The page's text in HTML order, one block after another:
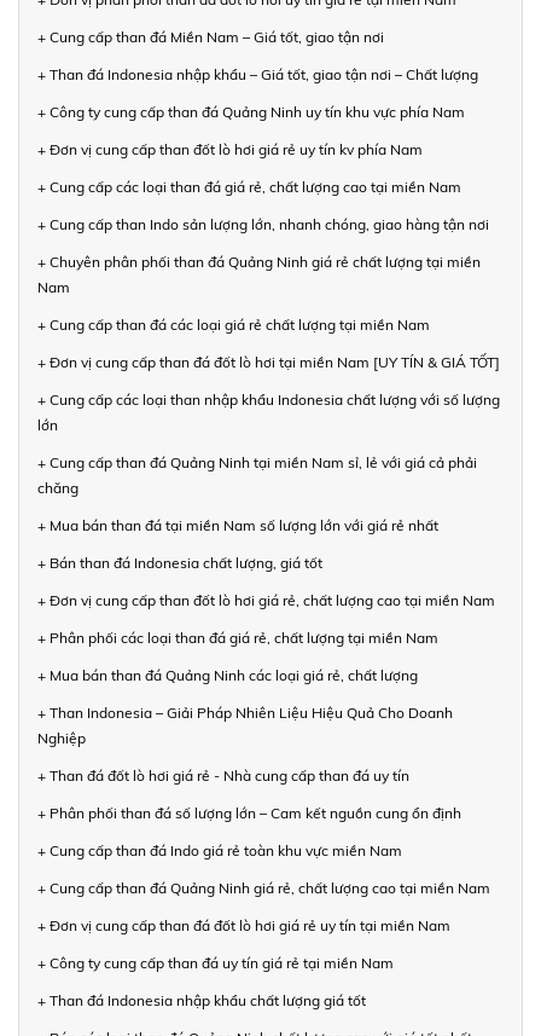
+ Cung cấp than đá Miền Nam – Giá tốt, giao tận nơi
+ Than đá Indonesia nhập khẩu – Giá tốt, giao tận nơi – Chất lượng
+ Công ty cung cấp than đá Quảng Ninh uy tín khu vực phía Nam
+ Đơn vị cung cấp than đốt lò hơi giá rẻ uy tín kv phía Nam
+ Cung cấp các loại than đá giá rẻ, chất lượng cao tại miền Nam
+ Cung cấp than Indo sản lượng lớn, nhanh chóng, giao hàng tận nơi
+ Chuyên phân phối than đá Quảng Ninh giá rẻ chất lượng tại miền
Nam
+ Cung cấp than đá các loại giá rẻ chất lượng tại miền Nam
+ Đơn vị cung cấp than đá đốt lò hơi tại miền Nam [UY TÍN & GIÁ TỐT]
+ Cung cấp các loại than nhập khẩu Indonesia chất lượng với số lượng
lớn
+ Cung cấp than đá Quảng Ninh tại miền Nam sỉ, lẻ với giá cả phải
chăng
+ Mua bán than đá tại miền Nam số lượng lớn với giá rẻ nhất
+ Bán than đá Indonesia chất lượng, giá tốt
+ Đơn vị cung cấp than đốt lò hơi giá rẻ, chất lượng cao tại miền Nam
+ Phân phối các loại than đá giá rẻ, chất lượng tại miền Nam
+ Mua bán than đá Quảng Ninh các loại giá rẻ, chất lượng
+ Than Indonesia – Giải Pháp Nhiên Liệu Hiệu Quả Cho Doanh
Nghiệp
+ Than đá đốt lò hơi giá rẻ - Nhà cung cấp than đá uy tín
+ Phân phối than đá số lượng lớn – Cam kết nguồn cung ổn định
+ Cung cấp than đá Indo giá rẻ toàn khu vực miền Nam
+ Cung cấp than đá Quảng Ninh giá rẻ, chất lượng cao tại miền Nam
+ Đơn vị cung cấp than đá đốt lò hơi giá rẻ uy tín tại miền Nam
+ Công ty cung cấp than đá uy tín giá rẻ tại miền Nam
+ Than đá Indonesia nhập khẩu chất lượng giá tốt